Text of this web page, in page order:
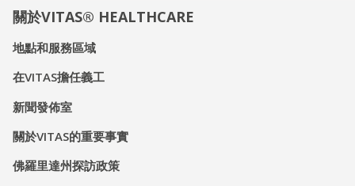
關於VITAS® HEALTHCARE
地點和服務區域
在VITAS擔任義工
新聞發佈室
關於VITAS的重要事實
佛羅里達州探訪政策